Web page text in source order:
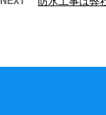
LinePlusです。